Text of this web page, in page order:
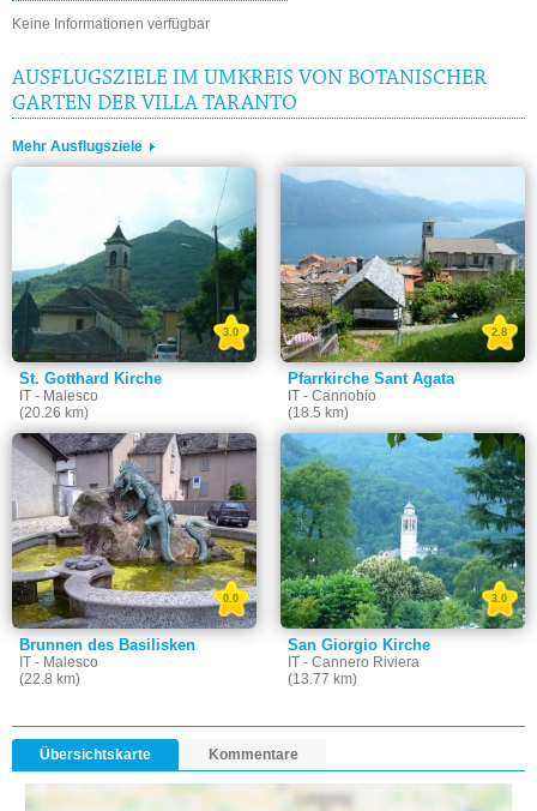
Keine Informationen verfügbar
AUSFLUGSZIELE IM UMKREIS VON BOTANISCHER
GARTEN DER VILLA TARANTO
Mehr Ausflugsziele
St. Gotthard Kirche
IT - Malesco
(20.26 km)
3.0
Pfarrkirche Sant Agata
IT - Cannobio
(18.5 km)
2.8
Brunnen des Basilisken
IT - Malesco
(22.8 km)
0.0
San Giorgio Kirche
IT - Cannero Riviera
(13.77 km)
3.0
Übersichtskarte Kommentare